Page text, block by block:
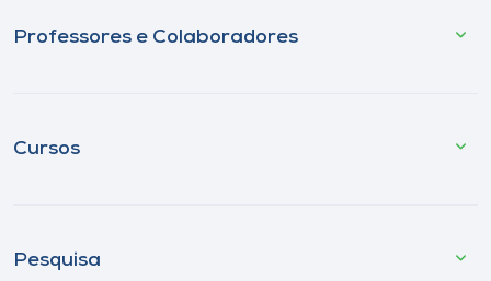
Professores e Colaboradores
Cursos
Pesquisa